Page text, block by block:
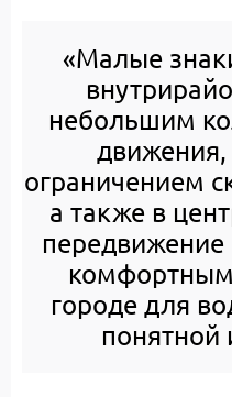
«Малые
небольшим
движения,
ограничением
а также в
городе для
понятной